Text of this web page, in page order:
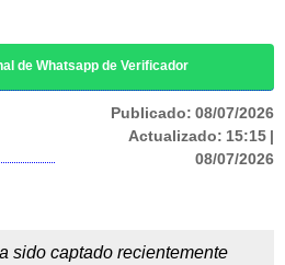
de Whatsapp de Verificador
Publicado: 08/07/2026
Actualizado: 15:15 |
08/07/2026
sido captado recientemente